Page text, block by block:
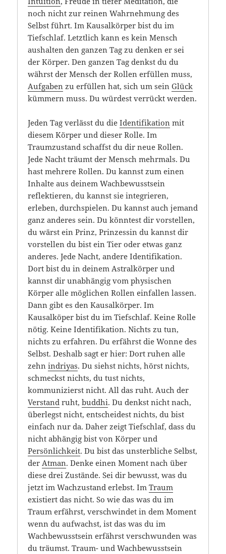
noch nicht zur reinen Wahrnehmung des
Selbst führt. Im Kausalkörper bist du im
Tiefschlaf. Letztlich kann es kein Mensch
aushalten den ganzen Tag zu denken er sei
der Körper. Den ganzen Tag denkst du du
währst der Mensch der Rollen erfüllen muss,
Aufgaben zu erfüllen hat, sich um seinGlück
kümmern muss. Du würdest verrückt werden.
Jeden Tag verlässt du dieIdentifikation mit
diesem Körper und dieser Rolle. Im
Traumzustand schaffst du dir neue Rollen.
Jede Nacht träumt der Mensch mehrmals. Du
hast mehrere Rollen. Du kannst zum einen
Inhalte aus deinem Wachbewusstsein
reflektieren, du kannst sie integrieren,
erleben, durchspielen. Du kannst auch jemand
ganz anderes sein. Du könntest dir vorstellen,
du wärst ein Prinz, Prinzessin du kannst dir
vorstellen du bist ein Tier oder etwas ganz
anderes. Jede Nacht, andere Identifikation.
Dort bist du in deinem Astralkörper und
kannst dir unabhängig vom physischen
Körper alle möglichen Rollen einfallen lassen.
Dann gibt es den Kausalkörper. Im
Kausalköper bist du im Tiefschlaf. Keine Rolle
nötig. Keine Identifikation. Nichts zu tun,
nichts zu erfahren. Du erfährst die Wonne des
Selbst. Deshalb sagt er hier: Dort ruhen alle
zehnindriyas. Du siehst nichts, hörst nichts,
schmeckst nichts, du tust nichts,
kommunizierst nicht. All das ruht. Auch der
Verstand ruht,buddhi. Du denkst nicht nach,
überlegst nicht, entscheidest nichts, du bist
einfach nur da. Daher zeigt Tiefschlaf, dass du
nicht abhängig bist von Körper und
Persönlichkeit. Du bist das unsterbliche Selbst,
derAtman. Denke einen Moment nach über
diese drei Zustände. Sei dir bewusst, was du
jetzt im Wachzustand erlebst. ImTraum
existiert das nicht. So wie das was du im
Traum erfährst, verschwindet in dem Moment
wenn du aufwachst, ist das was du im
Wachbewusstsein erfährst verschwunden was
du träumst. Traum- und Wachbewusstsein